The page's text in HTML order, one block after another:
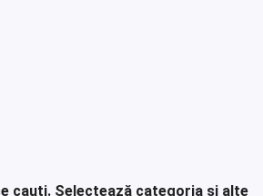
cauți. Selectează categoria și alte